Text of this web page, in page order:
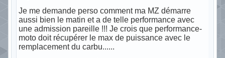
Je me demande perso comment ma MZ démarre
aussi bien le matin et a de telle performance avec
une admission pareille !!! Je crois que performance-
moto doit récupérer le max de puissance avec le
remplacement du carbu......